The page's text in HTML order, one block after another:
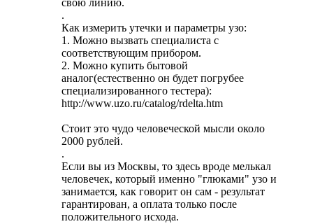
свою линию.
.
Как измерить утечки и параметры узо:
1. Можно вызвать специалиста с
соответствующим прибором.
2. Можно купить бытовой
аналог(естественно он будет погрубее
специализированного тестера):
http://www.uzo.ru/catalog/rdelta.htm
Стоит это чудо человеческой мысли около
2000 рублей.
.
Если вы из Москвы, то здесь вроде мелькал
человечек, который именно "глюками" узо и
занимается, как говорит он сам - результат
гарантирован, а оплата только после
положительного исхода.